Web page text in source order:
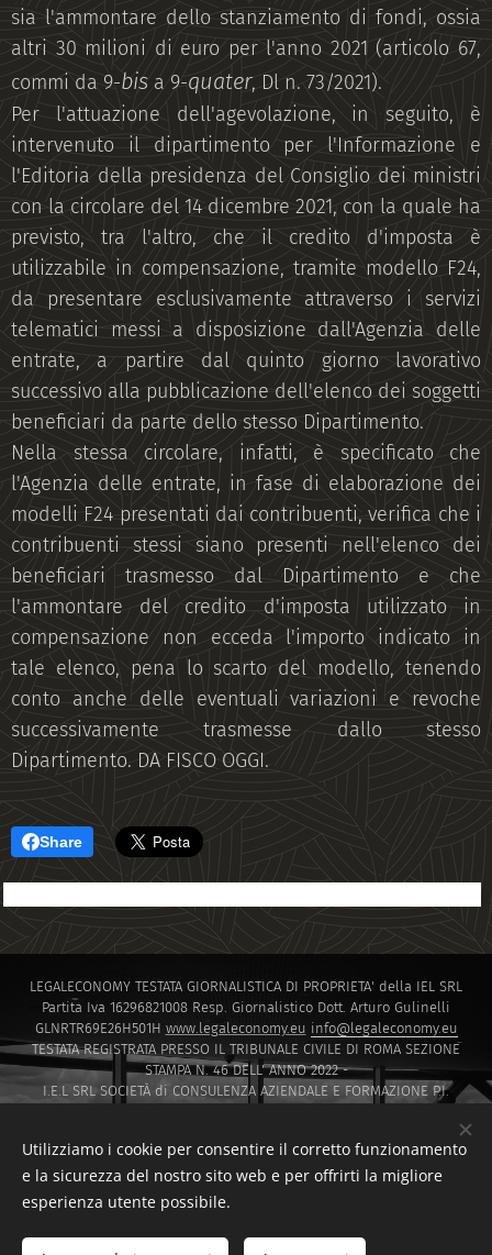
sia l'ammontare dello stanziamento di fondi, ossia
altri 30 milioni di euro per l'anno 2021 (articolo 67,
commi da 9-bis a 9-quater, Dl n. 73/2021).
Per l'attuazione dell'agevolazione, in seguito, è
intervenuto il dipartimento per l'Informazione e
l'Editoria della presidenza del Consiglio dei ministri
con la circolare del 14 dicembre 2021, con la quale ha
previsto, tra l'altro, che il credito d'imposta è
utilizzabile in compensazione, tramite modello F24,
da presentare esclusivamente attraverso i servizi
telematici messi a disposizione dall'Agenzia delle
entrate, a partire dal quinto giorno lavorativo
successivo alla pubblicazione dell'elenco dei soggetti
beneficiari da parte dello stesso Dipartimento.
Nella stessa circolare, infatti, è specificato che
l'Agenzia delle entrate, in fase di elaborazione dei
modelli F24 presentati dai contribuenti, verifica che i
contribuenti stessi siano presenti nell'elenco dei
beneficiari trasmesso dal Dipartimento e che
l'ammontare del credito d'imposta utilizzato in
compensazione non ecceda l'importo indicato in
tale elenco, pena lo scarto del modello, tenendo
conto anche delle eventuali variazioni e revoche
successivamente trasmesse dallo stesso
Dipartimento. DA FISCO OGGI.
Share
LEGALECONOMY TESTATA GIORNALISTICA DI PROPRIETA' della IEL SRL
Partita Iva 16296821008 Resp. Giornalistico Dott. Arturo Gulinelli
GLNRTR69E26H501H www.legaleconomy.eu info@legaleconomy.eu
TESTATA REGISTRATA PRESSO IL TRIBUNALE CIVILE DI ROMA SEZIONE
STAMPA N. 46 DELL' ANNO 2022 -
I.E.L SRL SOCIETÀ di CONSULENZA AZIENDALE E FORMAZIONE P.I.
I.E.L. SRL SOCIETÀ di Capitali ISCRITTA PRESSO LA CAMERA DI COMMERCIO
Via Montello 30 00195 Roma
Sito creato da F.D.T CONSULTING di Francesco Di Tommaso
Utilizziamo i cookie per consentire il corretto funzionamento
e la sicurezza del nostro sito web e per offrirti la migliore
esperienza utente possibile.